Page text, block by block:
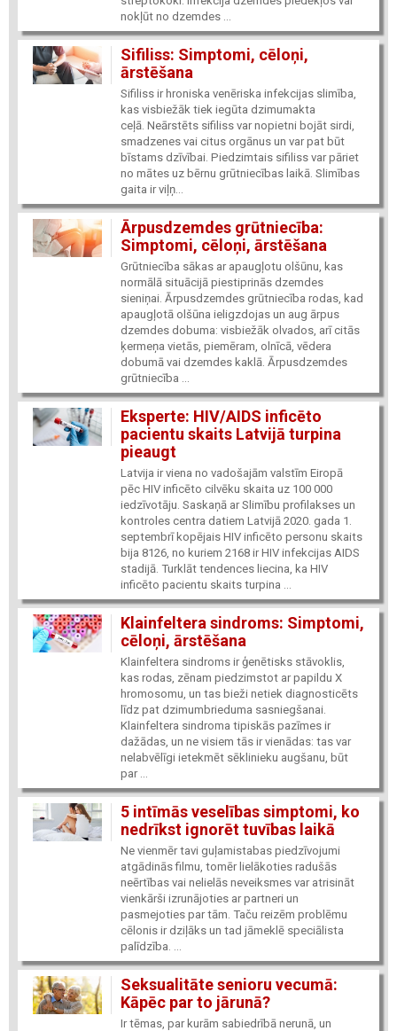
nokļūt no dzemdes ...
Sifiliss: Simptomi, cēloņi,
ārstēšana
Sifiliss ir hroniska venēriska infekcijas slimība,
kas visbiežāk tiek iegūta dzimumakta
ceļā. Neārstēts sifiliss var nopietni bojāt sirdi,
smadzenes vai citus orgānus un var pat būt
bīstams dzīvībai. Piedzimtais sifiliss var pāriet
no mātes uz bērnu grūtniecības laikā. Slimības
gaita ir viļņ...
Ārpusdzemdes grūtniecība:
Simptomi, cēloņi, ārstēšana
Grūtniecība sākas ar apaugļotu olšūnu, kas
normālā situācijā piestiprinās dzemdes
sieniņai. Ārpusdzemdes grūtniecība rodas, kad
apaugļotā olšūna ieligzdojas un aug ārpus
dzemdes dobuma: visbiežāk olvados, arī citās
ķermeņa vietās, piemēram, olnīcā, vēdera
dobumā vai dzemdes kaklā. Ārpusdzemdes
grūtniecība ...
Eksperte: HIV/AIDS inficēto
pacientu skaits Latvijā turpina
pieaugt
Latvija ir viena no vadošajām valstīm Eiropā
pēc HIV inficēto cilvēku skaita uz 100 000
iedzīvotāju. Saskaņā ar Slimību profilakses un
kontroles centra datiem Latvijā 2020. gada 1.
septembrī kopējais HIV inficēto personu skaits
bija 8126, no kuriem 2168 ir HIV infekcijas AIDS
stadijā. Turklāt tendences liecina, ka HIV
inficēto pacientu skaits turpina ...
Klainfeltera sindroms: Simptomi,
cēloņi, ārstēšana
Klainfeltera sindroms ir ģenētisks stāvoklis,
kas rodas, zēnam piedzimstot ar papildu X
hromosomu, un tas bieži netiek diagnosticēts
līdz pat dzimumbrieduma sasniegšanai.
Klainfeltera sindroma tipiskās pazīmes ir
dažādas, un ne visiem tās ir vienādas: tas var
nelabvēlīgi ietekmēt sēklinieku augšanu, būt
par ...
5 intīmās veselības simptomi, ko
nedrīkst ignorēt tuvības laikā
Ne vienmēr tavi guļamistabas piedzīvojumi
atgādinās filmu, tomēr lielākoties radušās
neērtības vai nelielās neveiksmes var atrisināt
vienkārši izrunājoties ar partneri un
pasmejoties par tām. Taču reizēm problēmu
cēlonis ir dziļāks un tad jāmeklē speciālista
palīdzība. ...
Seksualitāte senioru vecumā:
Kāpēc par to jārunā?
Ir tēmas, par kurām sabiedrībā nerunā, un